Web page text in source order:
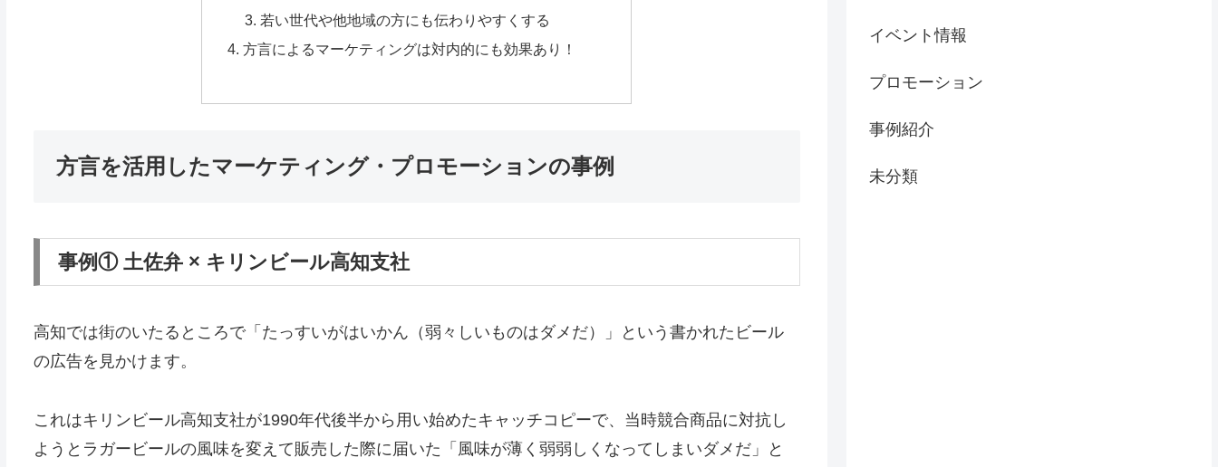
若い世代や他地域の方にも伝わりやすくする
方言によるマーケティングは対内的にも効果あり！
方言を活用したマーケティング・プロモーションの事例
事例① 土佐弁 × キリンビール高知支社
高知では街のいたるところで「たっすいがはいかん（弱々しいものはダメだ）」という書かれたビール
の広告を見かけます。
これはキリンビール高知支社が1990年代後半から用い始めたキャッチコピーで、当時競合商品に対抗し
ようとラガービールの風味を変えて販売した際に届いた「風味が薄く弱弱しくなってしまいダメだ」と
イベント情報
プロモーション
事例紹介
未分類